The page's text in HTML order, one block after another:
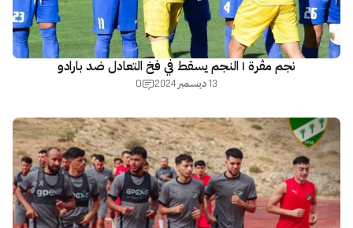
نجم مڨرة | النجم يسقط في فخ التعادل ضد بارادو
13 ديسمبر 2024 0